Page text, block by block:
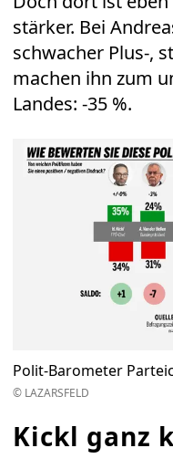
stärker. Bei
schwacher Plus-,
machen ihn zum
Landes: -35 %.
Polit-Barometer
© LAZARSFELD
Kickl ganz